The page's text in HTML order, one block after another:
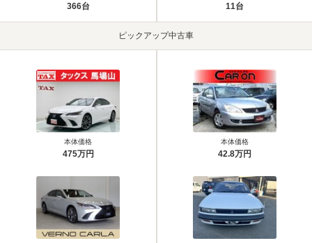
366台 11台
ピックアップ中古車
本体価格
475万円
本体価格
42.8万円